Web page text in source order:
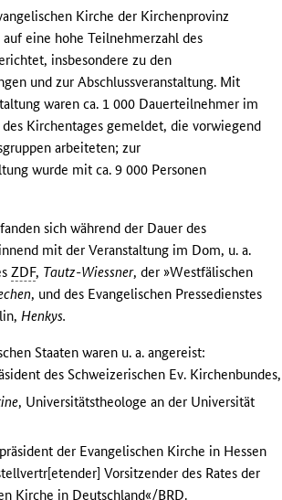
Kirche der Kirchenprovinz
auf eine hohe Teilnehmerzahl des
insbesondere zu den
und zur Abschlussveranstaltung. Mit
waren ca. 1 000 Dauerteilnehmer im
Kirchentages gemeldet, die vorwiegend
arbeiteten; zur
wurde mit ca. 9 000 Personen
sich während der Dauer des
mit der Veranstaltung im Dom, u. a.
ZDF, Tautz-Wiessner, der »Westfälischen
, und des Evangelischen Pressedienstes
Henkys.
Staaten waren u. a. angereist:
des Schweizerischen Ev. Kirchenbundes,
, Universitätstheologe an der Universität
der Evangelischen Kirche in Hessen
Vorsitzender des Rates der
Kirche in Deutschland«/BRD.